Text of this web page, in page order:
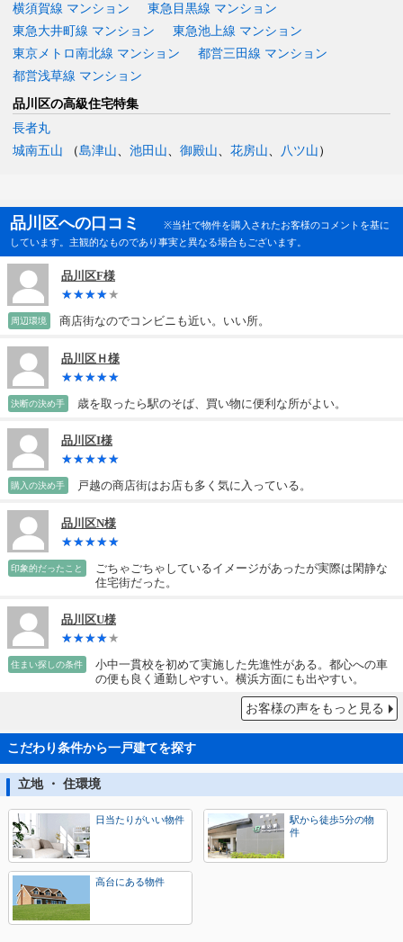
横須賀線 マンション
東急目黒線 マンション
東急大井町線 マンション
東急池上線 マンション
東京メトロ南北線 マンション
都営三田線 マンション
都営浅草線 マンション
品川区の高級住宅特集
長者丸
城南五山 （島津山 池田山 御殿山 花房山 八ツ山 ）
品川区への口コミ
※当社で物件を購入されたお客様のコメントを基に
しています。主観的なものであり事実と異なる場合もございます。
品川区F様
周辺環境 商店街なのでコンビニも近い。いい所。
品川区Ｈ様
決断の決め手 歳を取ったら駅のそば、買い物に便利な所がよい。
品川区I様
購入の決め手 戸越の商店街はお店も多く気に入っている。
品川区N様
印象的だったこと
ごちゃごちゃしているイメージがあったが実際は閑静な
住宅街だった。
品川区U様
住まい探しの条件
小中一貫校を初めて実施した先進性がある。都心への車
の便も良く通勤しやすい。横浜方面にも出やすい。
お客様の声をもっと見る
こだわり条件から一戸建てを探す
立地 ・ 住環境
日当たりがいい物件
駅から徒歩5分の物
件
高台にある物件